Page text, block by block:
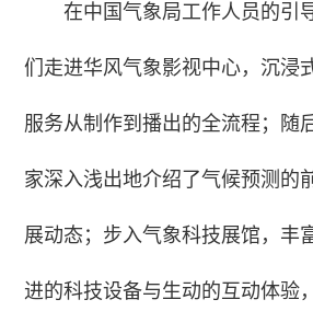
在中国气象局工作人员的引
们走进华风气象影视中心，沉浸
服务从制作到播出的全流程；随
家深入浅出地介绍了气候预测的
展动态；步入气象科技展馆，丰
进的科技设备与生动的互动体验